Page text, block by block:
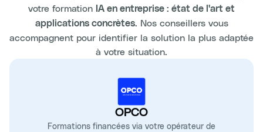
votre formation IA en entreprise : état de l'art et
applications concrètes. Nos conseillers vous
accompagnent pour identifier la solution la plus adaptée
à votre situation.
OPCO
Formations financées via votre opérateur de